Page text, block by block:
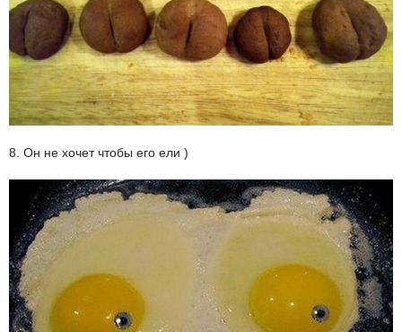
8. Он не хочет чтобы его ели )